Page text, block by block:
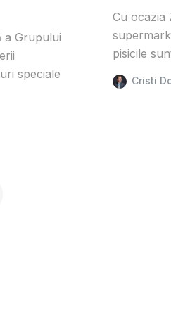
a Grupului
speciale
Cu ocazia
pisicile
Cristi